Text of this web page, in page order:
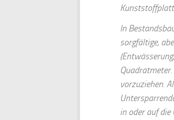
In
sorgfältige,
vorzuziehen.
in oder auf die